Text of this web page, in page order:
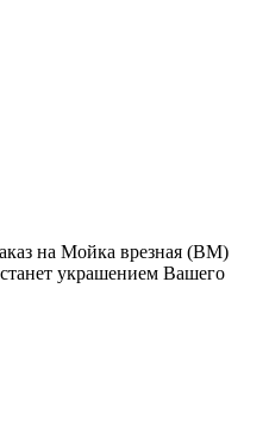
на Мойка врезная (ВМ)
украшением Вашего